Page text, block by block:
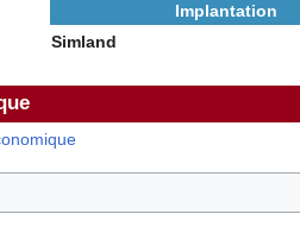
Implantation
Simland